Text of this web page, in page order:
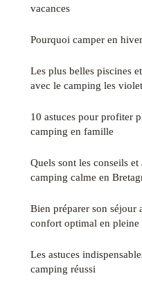
vacances
Pourquoi camper en
Les plus belles piscines
avec le camping les
10 astuces pour profiter
camping en famille
Quels sont les conseils
camping calme en
Bien préparer son séjour
confort optimal en pleine
Les astuces
camping réussi